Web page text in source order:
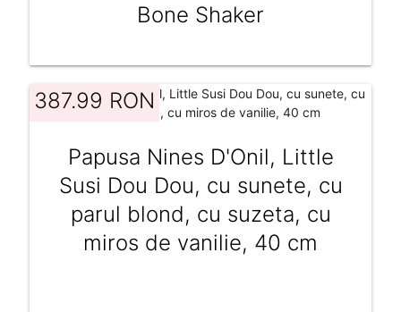
Bone Shaker
387.99 RON
Papusa Nines D'Onil, Little
Susi Dou Dou, cu sunete, cu
parul blond, cu suzeta, cu
miros de vanilie, 40 cm